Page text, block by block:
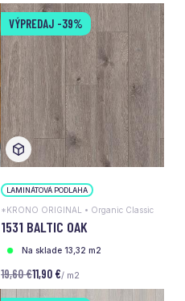
VÝPREDAJ -39%
LAMINÁTOVÁ PODLAHA
*KRONO ORIGINAL • Organic Classic
1531 BALTIC OAK
Na sklade 13,32 m2
19,60 €11,90 €/ m2